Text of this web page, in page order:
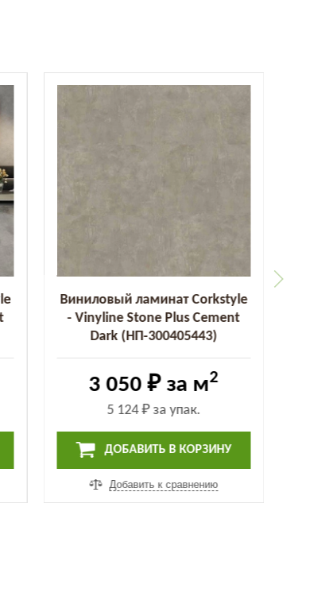
Виниловый ламинат Corkstyle
- Vinyline Stone Plus Cement
Dark (НП-300405443)
3 050 ₽за м2
5 124 ₽за упак.
ДОБАВИТЬ В КОРЗИНУ
Добавить к сравнению